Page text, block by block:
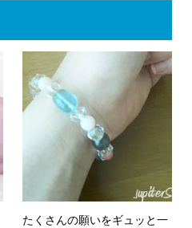
たくさんの願いをギュッと一